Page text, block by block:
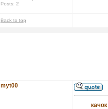
Posts: 2
Back to top
myt00